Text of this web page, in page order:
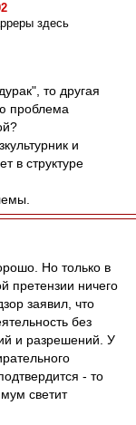
здесь
то другая
проблема
и
в структуре
Но только в
претензии ничего
заявил, что
без
и разрешений. У
- то
светит